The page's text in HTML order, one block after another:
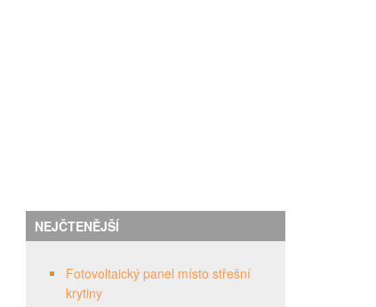
NEJČTENĚJŠÍ
Fotovoltaický panel místo střešní
krytiny